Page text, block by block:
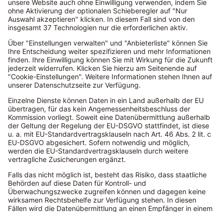
eine Margarita 5,95 € 6,00 €
DERTOUR
Destination
Battle Score
67 65
Die hinzugefügten Kategorien haben das Top-5-Ranking
noch einmal ordentlich durcheinandergebracht. Die Pole
Position besetzt nun Teneriffa. Besonders punkten konnte
die Kanareninsel mit ihren vielen Sonnenstunden und relativ
hohen Temperaturen in der Nebensaison. Sizilien landet auf
Platz zwei. Auch Zypern macht einen ordentlichen Satz nach
Winter sowie ein moderater Margarita-Preis katapultieren
die Insel von Platz 5 auf Platz 3.